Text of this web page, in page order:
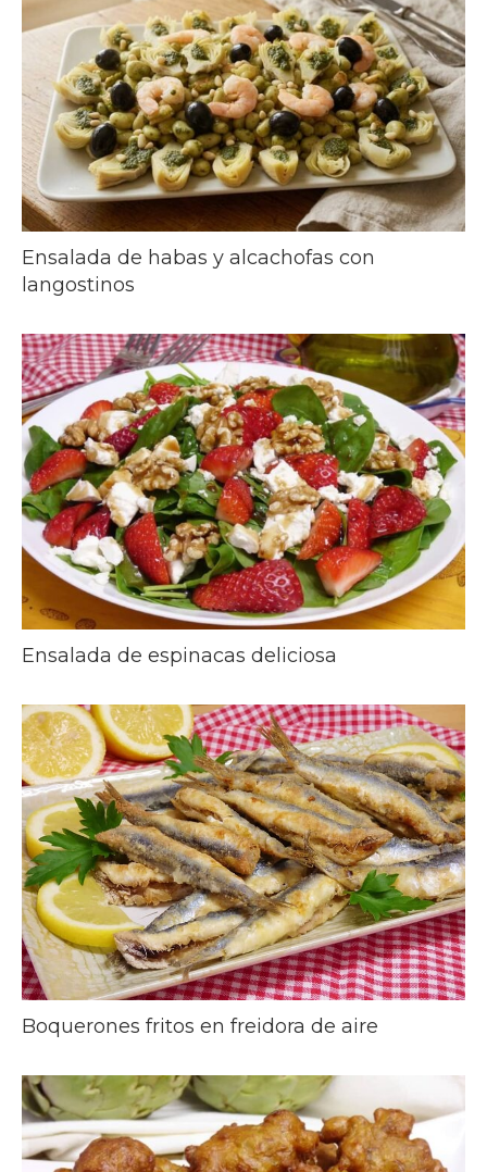
Ensalada de habas y alcachofas con
langostinos
Ensalada de espinacas deliciosa
Boquerones fritos en freidora de aire